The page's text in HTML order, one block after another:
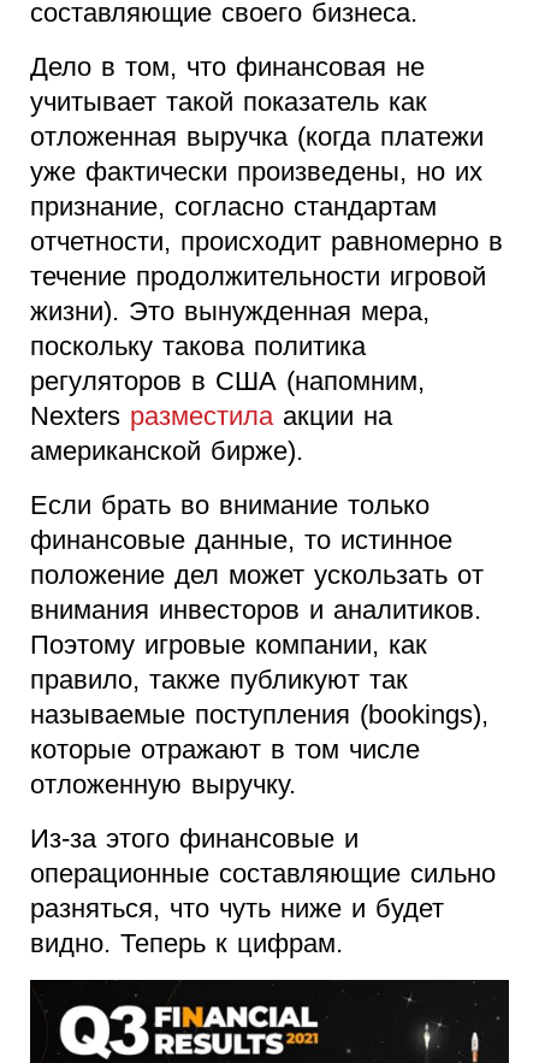
составляющие своего бизнеса.
Дело в том, что финансовая не
учитывает такой показатель как
отложенная выручка (когда платежи
уже фактически произведены, но их
признание, согласно стандартам
отчетности, происходит равномерно в
течение продолжительности игровой
жизни). Это вынужденная мера,
поскольку такова политика
регуляторов в США (напомним,
Nexters разместилаакции на
американской бирже).
Если брать во внимание только
финансовые данные, то истинное
положение дел может ускользать от
внимания инвесторов и аналитиков.
Поэтому игровые компании, как
правило, также публикуют так
называемые поступления (bookings),
которые отражают в том числе
отложенную выручку.
Из-за этого финансовые и
операционные составляющие сильно
разняться, что чуть ниже и будет
видно. Теперь к цифрам.